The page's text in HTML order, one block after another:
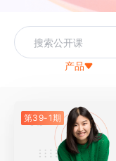
产品
第39-1期